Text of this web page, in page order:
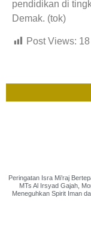
pendidikan di
Demak. (tok)
Post Views: 18
Peringatan Isra Mi’raj
MTs Al Irsyad Gajah,
Meneguhkan Spirit Iman